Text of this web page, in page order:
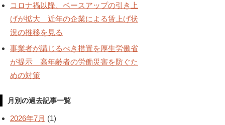
コロナ禍以降、ベースアップの引き上
げが拡大 近年の企業による賃上げ状
況の推移を見る
事業者が講じるべき措置を厚生労働省
が提示 高年齢者の労働災害を防ぐた
めの対策
月別の過去記事一覧
2026年7月 (1)